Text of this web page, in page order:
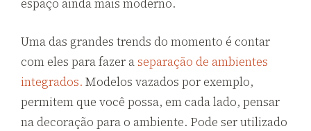
espaço ainda mais moderno.
Uma das grandes trends do momento é contar
com eles para fazer aseparação de ambientes
integrados. Modelos vazados por exemplo,
permitem que você possa, em cada lado, pensar
na decoração para o ambiente. Pode ser utilizado